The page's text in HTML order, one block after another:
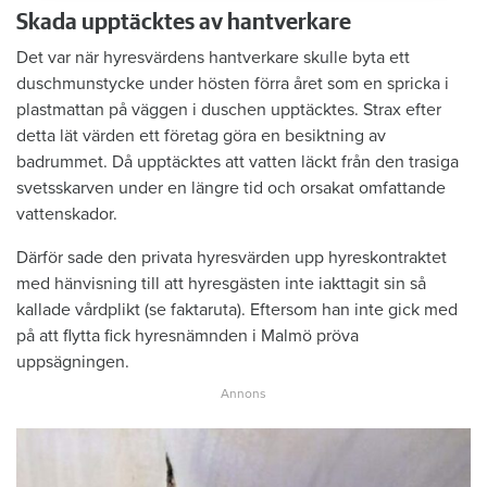
Skada upptäcktes av hantverkare
Det var när hyresvärdens hantverkare skulle byta ett
duschmunstycke under hösten förra året som en spricka i
plastmattan på väggen i duschen upptäcktes. Strax efter
detta lät värden ett företag göra en besiktning av
badrummet. Då upptäcktes att vatten läckt från den trasiga
svetsskarven under en längre tid och orsakat omfattande
vattenskador.
Därför sade den privata hyresvärden upp hyreskontraktet
med hänvisning till att hyresgästen inte iakttagit sin så
kallade vårdplikt (se faktaruta). Eftersom han inte gick med
på att flytta fick hyresnämnden i Malmö pröva
uppsägningen.